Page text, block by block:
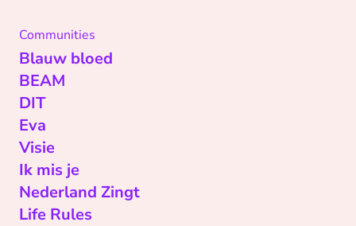
Communities
Blauw bloed
BEAM
DIT
Eva
Visie
Ik mis je
Nederland Zingt
Life Rules